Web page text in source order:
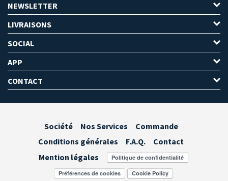
NEWSLETTER
LIVRAISONS
SOCIAL
APP
CONTACT
Société Nos Services
Commande
Conditions générales
F.A.Q.
Contact
Mention légales
Préférences de cookies